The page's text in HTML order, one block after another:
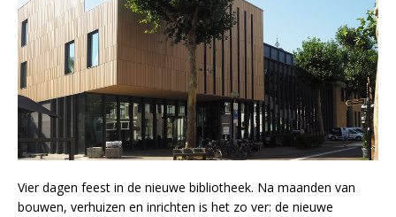
Vier dagen feest in de nieuwe bibliotheek. Na maanden van
bouwen, verhuizen en inrichten is het zo ver: de nieuwe